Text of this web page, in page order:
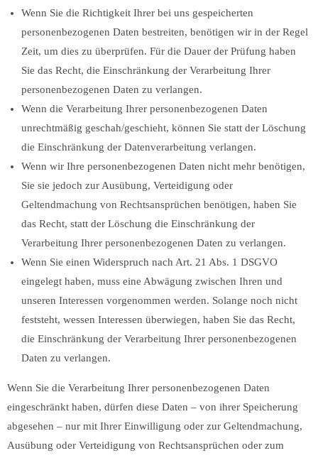
Wenn Sie die Richtigkeit Ihrer bei uns gespeicherten
personenbezogenen Daten bestreiten, benötigen wir in der Regel
Zeit, um dies zu überprüfen. Für die Dauer der Prüfung haben
Sie das Recht, die Einschränkung der Verarbeitung Ihrer
personenbezogenen Daten zu verlangen.
Wenn die Verarbeitung Ihrer personenbezogenen Daten
unrechtmäßig geschah/geschieht, können Sie statt der Löschung
die Einschränkung der Datenverarbeitung verlangen.
Wenn wir Ihre personenbezogenen Daten nicht mehr benötigen,
Sie sie jedoch zur Ausübung, Verteidigung oder
Geltendmachung von Rechtsansprüchen benötigen, haben Sie
das Recht, statt der Löschung die Einschränkung der
Verarbeitung Ihrer personenbezogenen Daten zu verlangen.
Wenn Sie einen Widerspruch nach Art. 21 Abs. 1 DSGVO
eingelegt haben, muss eine Abwägung zwischen Ihren und
unseren Interessen vorgenommen werden. Solange noch nicht
feststeht, wessen Interessen überwiegen, haben Sie das Recht,
die Einschränkung der Verarbeitung Ihrer personenbezogenen
Daten zu verlangen.
Wenn Sie die Verarbeitung Ihrer personenbezogenen Daten
eingeschränkt haben, dürfen diese Daten – von ihrer Speicherung
abgesehen – nur mit Ihrer Einwilligung oder zur Geltendmachung,
Ausübung oder Verteidigung von Rechtsansprüchen oder zum